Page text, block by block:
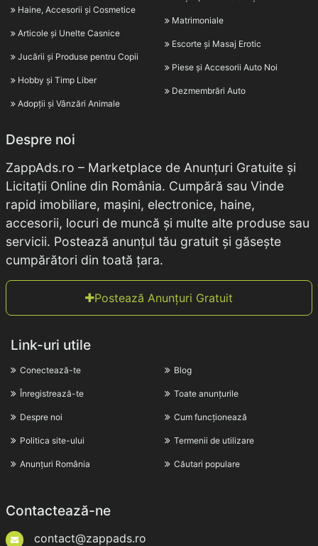
Haine, Accesorii și Cosmetice
Articole și Unelte Casnice
Jucării și Produse pentru Copii
Hobby și Timp Liber
Adopții și Vânzări Animale
Matrimoniale
Escorte și Masaj Erotic
Piese și Accesorii Auto Noi
Dezmembrări Auto
Despre noi
ZappAds.ro – Marketplace de Anunțuri Gratuite și
Licitații Online din România. Cumpără sau Vinde
rapid imobiliare, mașini, electronice, haine,
accesorii, locuri de muncă și multe alte produse sau
servicii. Postează anunțul tău gratuit și găsește
cumpărători din toată țara.
Postează Anunțuri Gratuit
Link-uri utile
Conectează-te
Înregistrează-te
Despre noi
Politica site-ului
Anunțuri România
Blog
Toate anunțurile
Cum funcționează
Termenii de utilizare
Căutari populare
Contactează-ne
contact@zappads.ro